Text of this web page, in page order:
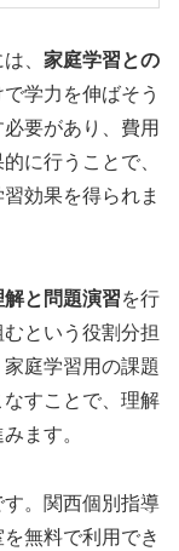
、 家庭学習との
学力を伸ばそう
要があり、費用
に行うことで、
効果を得られま
と問題演習を行
という役割分担
庭学習用の課題
すことで、理解
ます。
。関西個別指導
無料で利用でき